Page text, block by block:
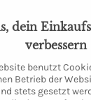
Du in unserer
Vertrauen.
dein
verbessern
benutzt
Betrieb der
stets gesetzt